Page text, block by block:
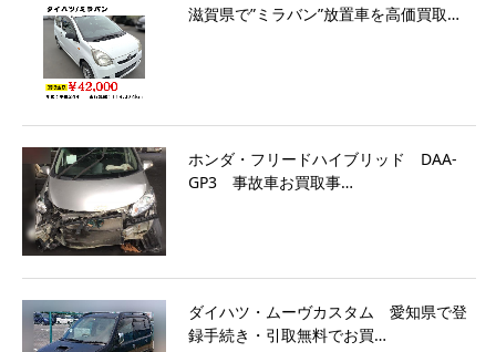
滋賀県で”ミラバン”放置車を高価買取…
ホンダ・フリードハイブリッド DAA-
GP3 事故車お買取事…
ダイハツ・ムーヴカスタム 愛知県で登
録手続き・引取無料でお買…